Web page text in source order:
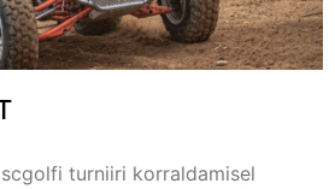
turniiri korraldamisel